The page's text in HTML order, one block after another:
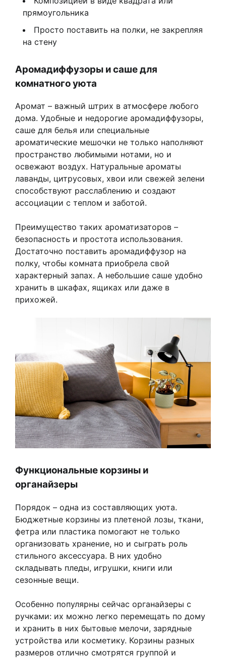
прямоугольника
Просто поставить на полки, не закрепляя
на стену
Аромадиффузоры и саше для
комнатного уюта
Аромат – важный штрих в атмосфере любого
дома. Удобные и недорогие аромадиффузоры,
саше для белья или специальные
ароматические мешочки не только наполняют
пространство любимыми нотами, но и
освежают воздух. Натуральные ароматы
лаванды, цитрусовых, хвои или свежей зелени
способствуют расслаблению и создают
ассоциации с теплом и заботой.
Преимущество таких ароматизаторов –
безопасность и простота использования.
Достаточно поставить аромадиффузор на
полку, чтобы комната приобрела свой
характерный запах. А небольшие саше удобно
хранить в шкафах, ящиках или даже в
прихожей.
Функциональные корзины и
органайзеры
Порядок – одна из составляющих уюта.
Бюджетные корзины из плетеной лозы, ткани,
фетра или пластика помогают не только
организовать хранение, но и сыграть роль
стильного аксессуара. В них удобно
складывать пледы, игрушки, книги или
сезонные вещи.
Особенно популярны сейчас органайзеры с
ручками: их можно легко перемещать по дому
и хранить в них бытовые мелочи, зарядные
устройства или косметику. Корзины разных
размеров отлично смотрятся группой и